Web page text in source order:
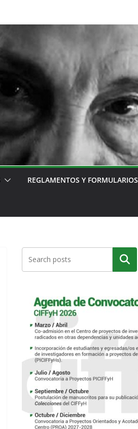
REGLAMENTOS Y FORMULARIOS
Buscar